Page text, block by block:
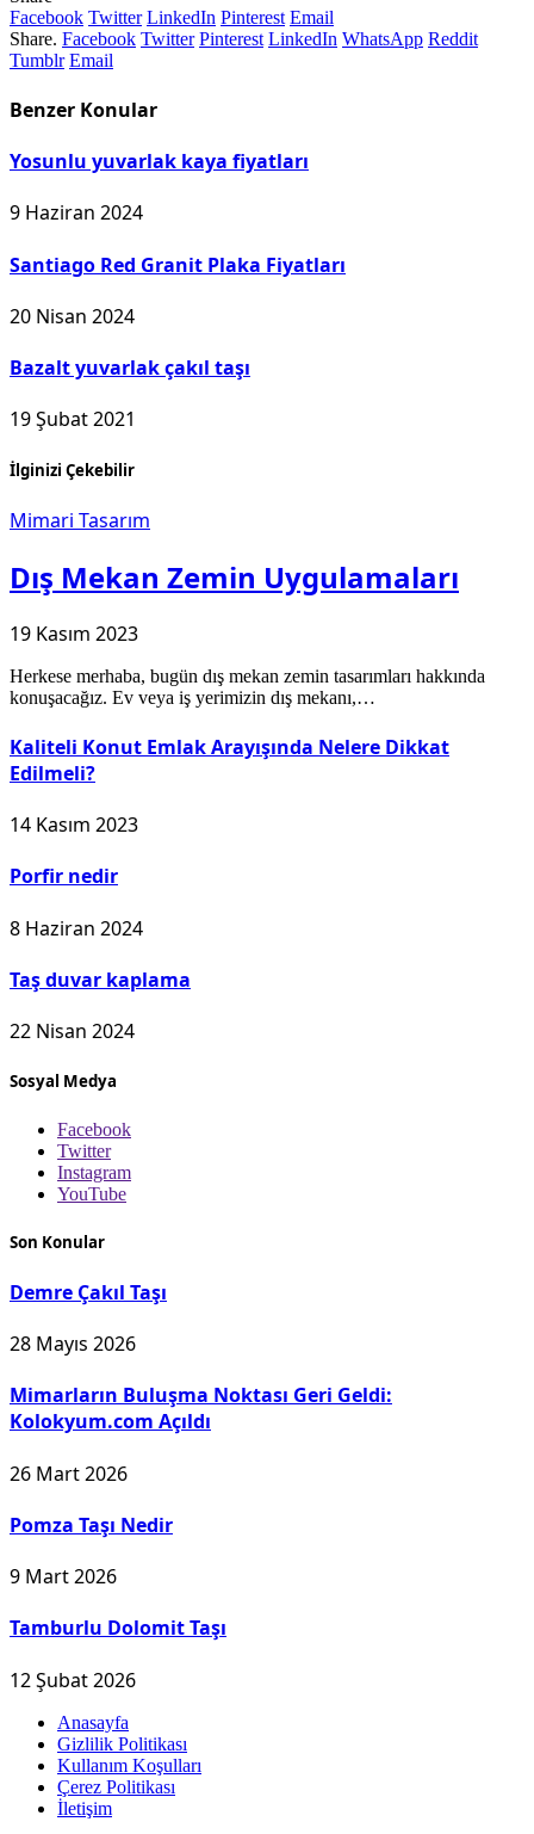
Facebook Twitter LinkedIn Pinterest Email
Share. Facebook Twitter Pinterest LinkedIn WhatsApp Reddit
Tumblr Email
Benzer Konular
Yosunlu yuvarlak kaya fiyatları
9 Haziran 2024
Santiago Red Granit Plaka Fiyatları
20 Nisan 2024
Bazalt yuvarlak çakıl taşı
19 Şubat 2021
İlginizi Çekebilir
Mimari Tasarım
Dış Mekan Zemin Uygulamaları
19 Kasım 2023
Herkese merhaba, bugün dış mekan zemin tasarımları hakkında
konuşacağız. Ev veya iş yerimizin dış mekanı,…
Kaliteli Konut Emlak Arayışında Nelere Dikkat
Edilmeli?
14 Kasım 2023
Porfir nedir
8 Haziran 2024
Taş duvar kaplama
22 Nisan 2024
Sosyal Medya
Facebook
Twitter
Instagram
YouTube
Son Konular
Demre Çakıl Taşı
28 Mayıs 2026
Mimarların Buluşma Noktası Geri Geldi:
Kolokyum.com Açıldı
26 Mart 2026
Pomza Taşı Nedir
9 Mart 2026
Tamburlu Dolomit Taşı
12 Şubat 2026
Anasayfa
Gizlilik Politikası
Kullanım Koşulları
Çerez Politikası
İletişim